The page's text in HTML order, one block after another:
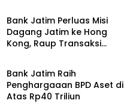
Bank Jatim Perluas Misi
Dagang Jatim ke Hong
Kong, Raup Transaksi
Ekbis
Bank Jatim Raih
Penghargaaan BPD Aset di
Atas Rp40 Triliun